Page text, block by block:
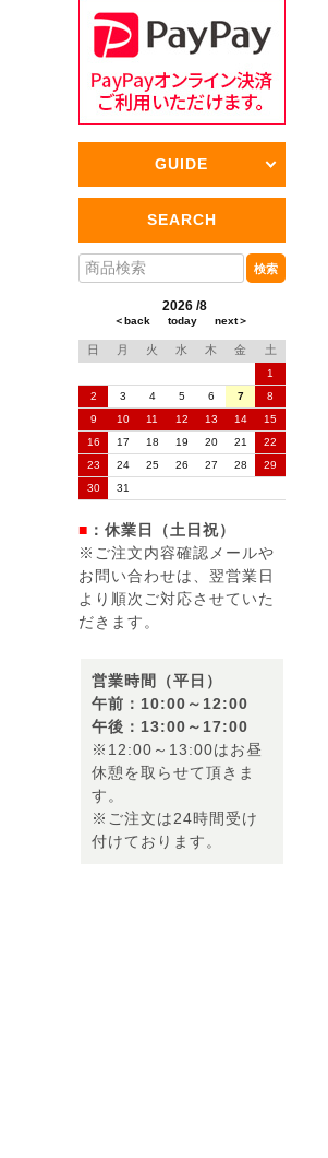
GUIDE
SEARCH
■ ：休業日（土日祝）
※ご注文内容確認メールや
お問い合わせは、翌営業日
より順次ご対応させていた
だきます。
営業時間（平日）
午前：10:00～12:00
午後：13:00～17:00
※12:00～13:00はお昼
休憩を取らせて頂きま
す。
※ご注文は24時間受け
付けております。